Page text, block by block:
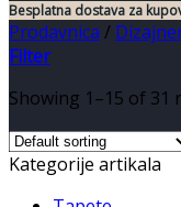
Besplatna dostava za
Prodavnica /
Filter
Showing 1–15 of 31
Kategorije artikala